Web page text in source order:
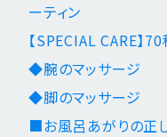
ーティン
【SPECIAL CARE】
◆腕のマッサージ
◆脚のマッサージ
■お風呂あがりの正